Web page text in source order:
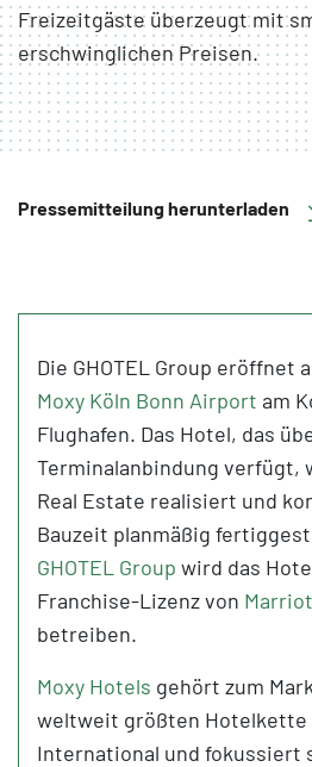
Freizeitgäste überzeugt mit
erschwinglichen Preisen.
Pressemitteilung herunterladen
Die GHOTEL Group eröffnet
Moxy Köln Bonn Airport am
Flughafen. Das Hotel, das
Terminalanbindung verfügt,
Real Estate realisiert und
Bauzeit planmäßig
GHOTEL Group wird das
Franchise-Lizenz von
betreiben.
Moxy Hotels gehört zum
weltweit größten
International und fokussiert